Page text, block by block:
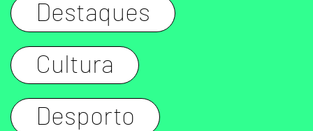
Destaques
Cultura
Desporto